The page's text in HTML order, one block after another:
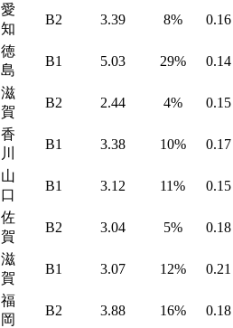
愛
知
B2 3.39 8% 0.16
徳
島
B1 5.03 29% 0.14
滋
賀
B2 2.44 4% 0.15
香
川
B1 3.38 10% 0.17
山
口
B1 3.12 11% 0.15
佐
賀
B2 3.04 5% 0.18
滋
賀
B1 3.07 12% 0.21
福
岡
B2 3.88 16% 0.18